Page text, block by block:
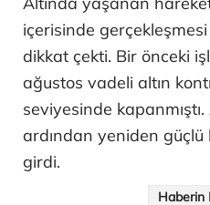
içerisinde
dikkat çekti. Bir önceki
ağustos vadeli altın
seviyesinde
ardından yeniden
girdi.
Haberin